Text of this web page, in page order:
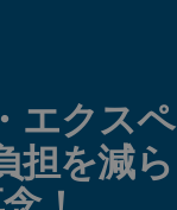
エクスペ
担を減ら